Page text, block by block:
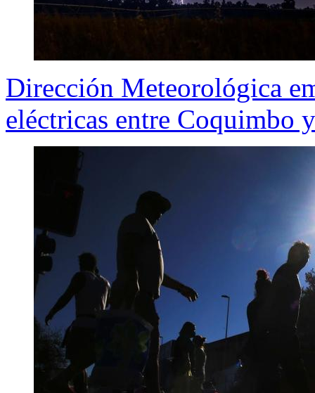
Dirección Meteorológica
eléctricas entre Coquimbo